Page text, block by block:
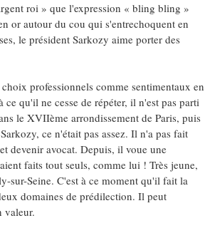
roi » que l'expression « bling bling »
or autour du cou qui s'entrechoquent en
le président Sarkozy aime porter des
professionnels comme sentimentaux en
qu'il ne cesse de répéter, il n'est pas parti
le XVIIème arrondissement de Paris, puis
ce n'était pas assez. Il n'a pas fait
devenir avocat. Depuis, il voue une
faits tout seuls, comme lui ! Très jeune,
sur-Seine. C'est à ce moment qu'il fait la
domaines de prédilection. Il peut
valeur.